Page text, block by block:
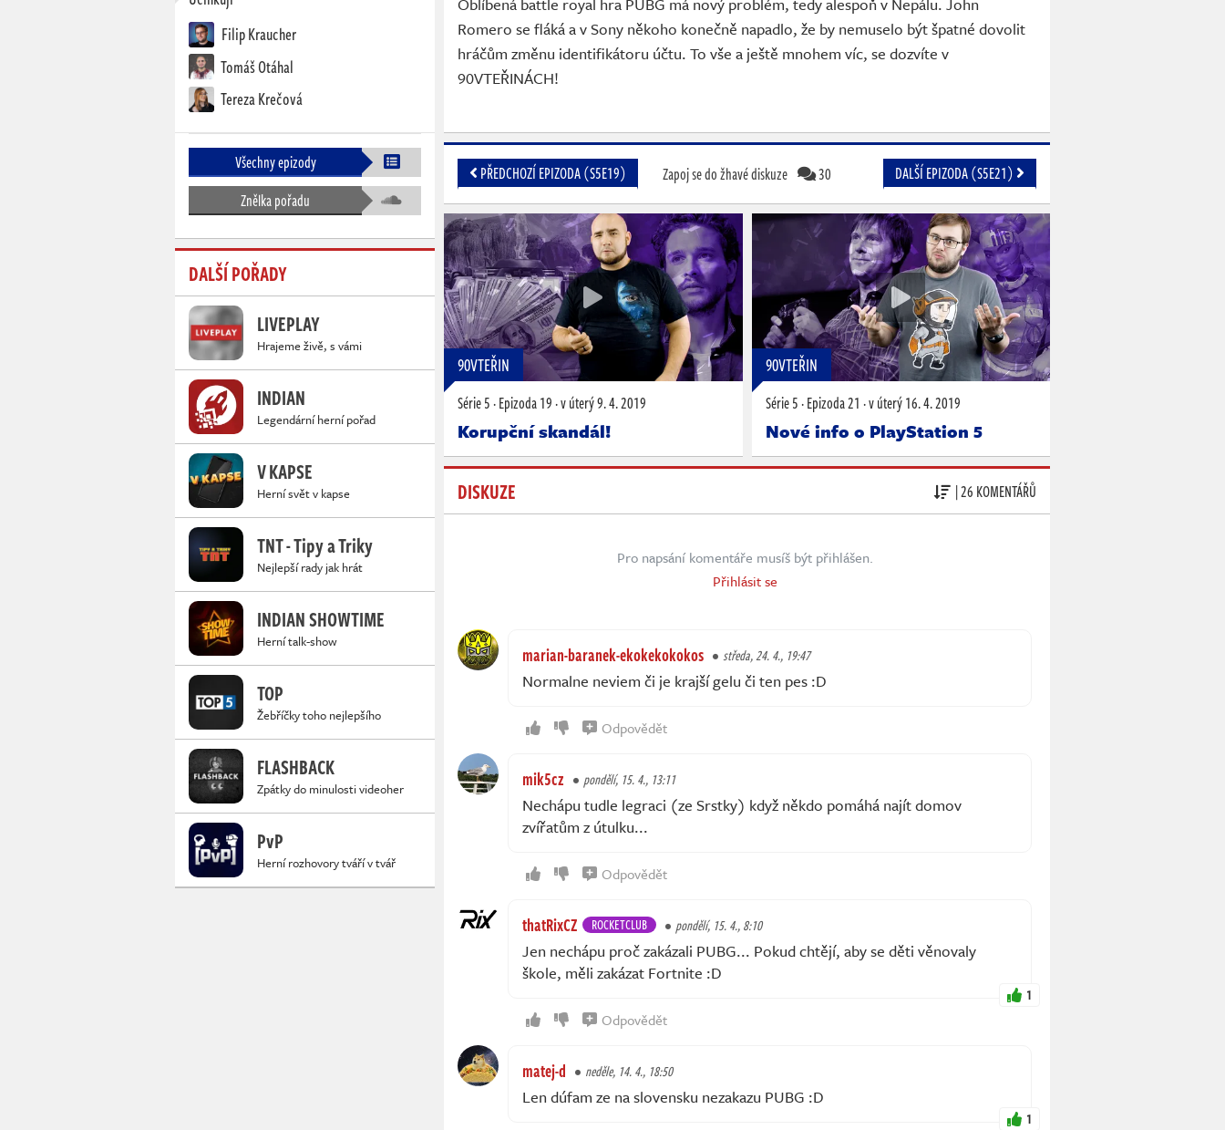
Filip Kraucher
Tomáš Otáhal
Tereza Krečová
Všechny epizody
Znělka pořadu
DALŠÍ POŘADY
LIVEPLAY
Hrajeme živě, s vámi
INDIAN
Legendární herní pořad
V KAPSE
Herní svět v kapse
TNT - Tipy a Triky
Nejlepší rady jak hrát
INDIAN SHOWTIME
Herní talk-show
TOP
Žebříčky toho nejlepšího
FLASHBACK
Zpátky do minulosti videoher
PvP
Herní rozhovory tváří v tvář
Romero se fláká a v Sony někoho konečně napadlo, že by nemuselo být špatné dovolit
hráčům změnu identifikátoru účtu. To vše a ještě mnohem víc, se dozvíte v
90VTEŘINÁCH!
PŘEDCHOZÍ EPIZODA (S5E19) Zapoj se do žhavé diskuze 30 DALŠÍ EPIZODA (S5E21)
90VTEŘIN
Série 5·Epizoda 19·v úterý9. 4. 2019
Korupční skandál!
90VTEŘIN
Série 5·Epizoda 21 ·v úterý16. 4. 2019
Nové info o PlayStation 5
DISKUZE | 26 KOMENTÁŘŮ
Pro napsání komentáře musíš být přihlášen.
Přihlásit se
marian-baranek-ekokekokokos středa, 24. 4., 19:47
Normalne neviem či je krajší gelu či ten pes :D
Odpovědět
mik5cz pondělí, 15. 4., 13:11
Nechápu tudle legraci (ze Srstky) když někdo pomáhá najít domov
zvířatům z útulku...
Odpovědět
thatRixCZ ROCKETCLUB pondělí, 15. 4., 8:10
Jen nechápu proč zakázali PUBG... Pokud chtějí, aby se děti věnovaly
škole, měli zakázat Fortnite :D
1
Odpovědět
matej-d neděle, 14. 4., 18:50
Len dúfam ze na slovensku nezakazu PUBG :D
1